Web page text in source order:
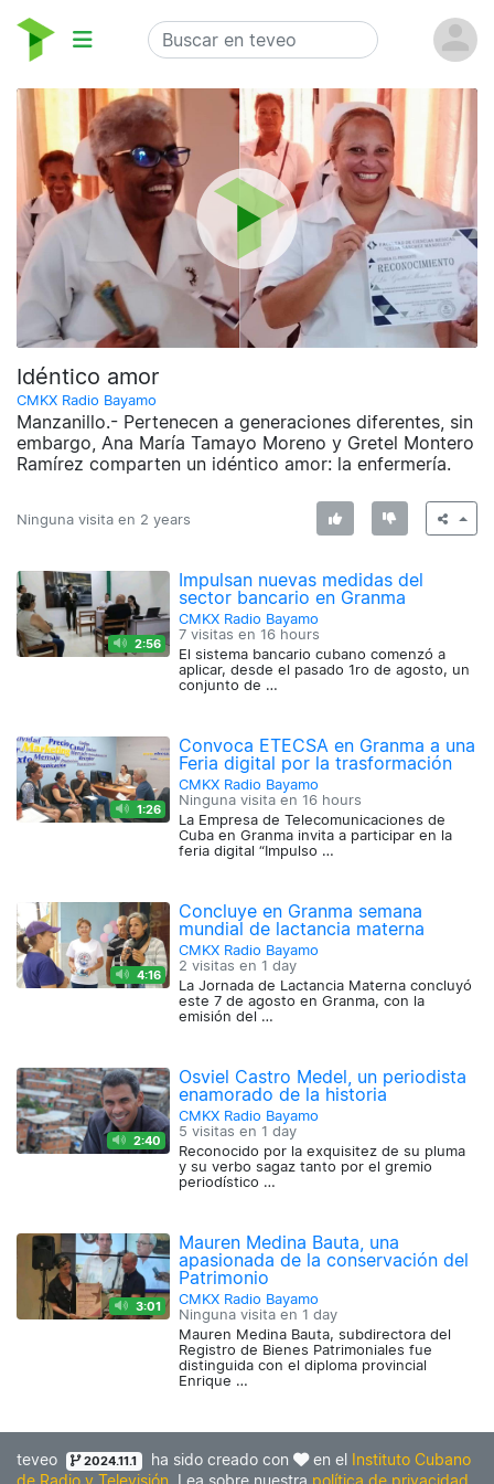
Idéntico amor
CMKX Radio Bayamo
Manzanillo.- Pertenecen a generaciones diferentes, sin
embargo, Ana María Tamayo Moreno y Gretel Montero
Ramírez comparten un idéntico amor: la enfermería.
Ninguna visita en 2 years
2:56
Impulsan nuevas medidas del
sector bancario en Granma
CMKX Radio Bayamo
7 visitas en 16 hours
El sistema bancario cubano comenzó a
aplicar, desde el pasado 1ro de agosto, un
conjunto de …
1:26
Convoca ETECSA en Granma a una
Feria digital por la trasformación
CMKX Radio Bayamo
Ninguna visita en 16 hours
La Empresa de Telecomunicaciones de
Cuba en Granma invita a participar en la
feria digital “Impulso …
4:16
Concluye en Granma semana
mundial de lactancia materna
CMKX Radio Bayamo
2 visitas en 1 day
La Jornada de Lactancia Materna concluyó
este 7 de agosto en Granma, con la
emisión del …
2:40
Osviel Castro Medel, un periodista
enamorado de la historia
CMKX Radio Bayamo
5 visitas en 1 day
Reconocido por la exquisitez de su pluma
y su verbo sagaz tanto por el gremio
periodístico …
3:01
Mauren Medina Bauta, una
apasionada de la conservación del
Patrimonio
CMKX Radio Bayamo
Ninguna visita en 1 day
Mauren Medina Bauta, subdirectora del
Registro de Bienes Patrimoniales fue
distinguida con el diploma provincial
Enrique …
teveo 2024.11.1 ha sido creado con en el Instituto Cubano
de Radio y Televisión . Lea sobre nuestra política de privacidad